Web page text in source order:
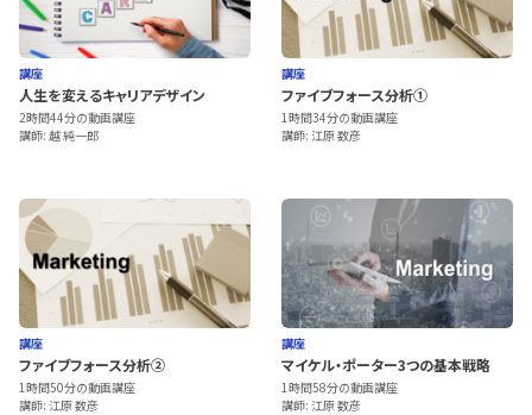
講座
人生を変えるキャリアデザイン
2時間44分の動画講座
講師: 越 純一郎
講座
ファイブフォース分析①
1時間34分の動画講座
講師: 江原 数彦
講座
ファイブフォース分析②
1時間50分の動画講座
講師: 江原 数彦
講座
マイケル・ポーター3つの基本戦略
1時間58分の動画講座
講師: 江原 数彦